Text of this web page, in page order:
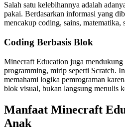
Salah satu kelebihannya adalah
pakai. Berdasarkan informasi yang
mencakup coding, sains, matematika,
Coding Berbasis Blok
Minecraft Education juga mendukung
programming, mirip seperti Scratch.
memahami logika pemrograman
blok visual, bukan langsung menulis
Manfaat Minecraft
Anak